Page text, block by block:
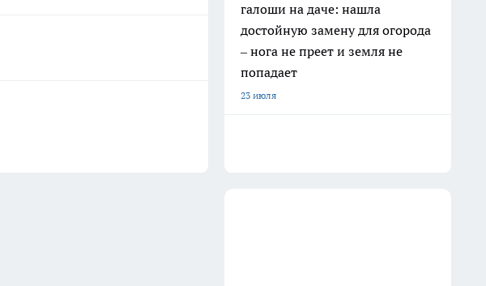
галоши на даче: нашла
достойную замену для огорода
– нога не преет и земля не
попадает
23 июля